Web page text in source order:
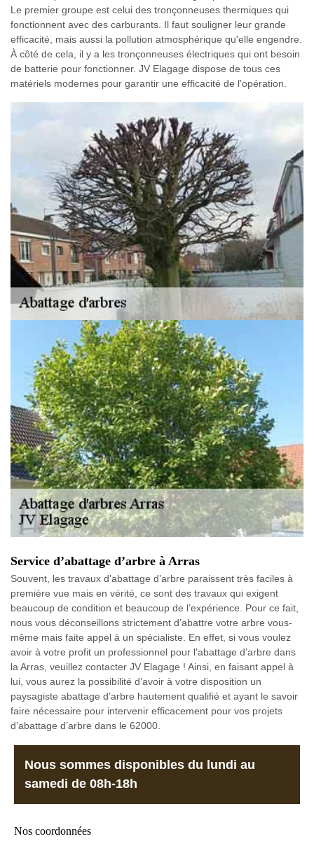
Le premier groupe est celui des tronçonneuses thermiques qui
fonctionnent avec des carburants. Il faut souligner leur grande
efficacité, mais aussi la pollution atmosphérique qu'elle engendre.
À côté de cela, il y a les tronçonneuses électriques qui ont besoin
de batterie pour fonctionner. JV Elagage dispose de tous ces
matériels modernes pour garantir une efficacité de l'opération.
Service d’abattage d’arbre à Arras
Souvent, les travaux d’abattage d’arbre paraissent très faciles à
première vue mais en vérité, ce sont des travaux qui exigent
beaucoup de condition et beaucoup de l’expérience. Pour ce fait,
nous vous déconseillons strictement d’abattre votre arbre vous-
même mais faite appel à un spécialiste. En effet, si vous voulez
avoir à votre profit un professionnel pour l’abattage d’arbre dans
la Arras, veuillez contacter JV Elagage ! Ainsi, en faisant appel à
lui, vous aurez la possibilité d’avoir à votre disposition un
paysagiste abattage d’arbre hautement qualifié et ayant le savoir
faire nécessaire pour intervenir efficacement pour vos projets
d’abattage d’arbre dans le 62000.
Nous sommes disponibles du lundi au
samedi de 08h-18h
Nos coordonnées